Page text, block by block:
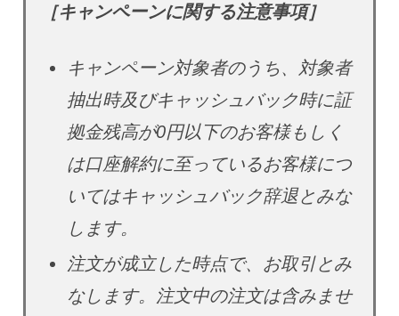
［キャンペーンに関する注意事項］
キャンペーン対象者のうち、対象者
抽出時及びキャッシュバック時に証
拠金残高が0円以下のお客様もしく
は口座解約に至っているお客様につ
いてはキャッシュバック辞退とみな
します。
注文が成立した時点で、お取引とみ
なします。注文中の注文は含みませ